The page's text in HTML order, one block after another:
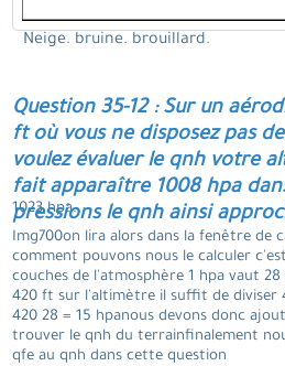
Neige. bruine. brouillard.
Question 35-12 : Sur un
ft où vous ne disposez pas
voulez évaluer le qnh votre
fait apparaître 1008 hpa
pressions le qnh ainsi
1023 hpa.
Img700on lira alors dans la fenêtre de
comment pouvons nous le calculer
couches de l'atmosphère 1 hpa vaut
420 ft sur l'altimètre il suffit de diviser
420 28 = 15 hpanous devons donc
trouver le qnh du terrainfinalement
qfe au qnh dans cette question